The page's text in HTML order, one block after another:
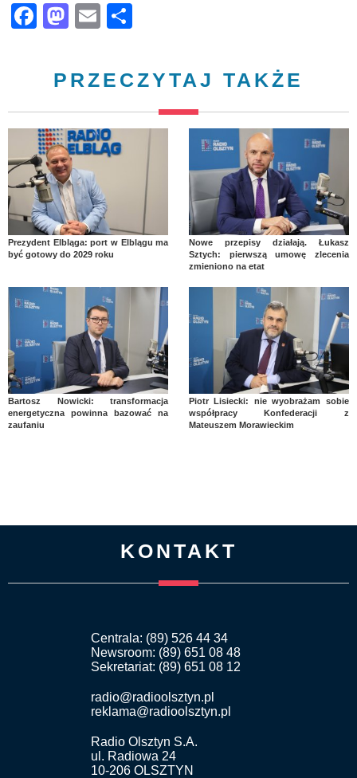
Facebook
Mastodon
Email
PRZECZYTAJ TAKŻE
Prezydent Elbląga: port w Elblągu ma
być gotowy do 2029 roku
Nowe przepisy działają. Łukasz
Sztych: pierwszą umowę zlecenia
zmieniono na etat
Bartosz Nowicki: transformacja
energetyczna powinna bazować na
zaufaniu
Piotr Lisiecki: nie wyobrażam sobie
współpracy Konfederacji z
Mateuszem Morawieckim
KONTAKT
Centrala: (89) 526 44 34
Newsroom: (89) 651 08 48
Sekretariat: (89) 651 08 12
radio@radioolsztyn.pl
reklama@radioolsztyn.pl
Radio Olsztyn S.A.
ul. Radiowa 24
10-206 OLSZTYN